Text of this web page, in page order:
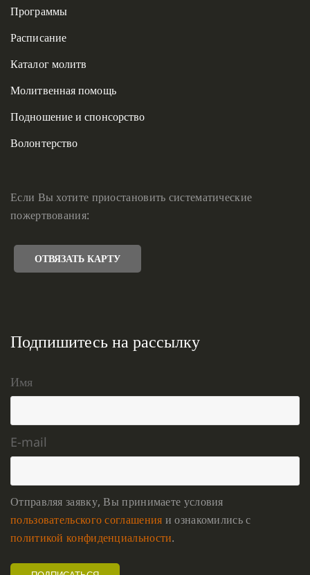
Программы
Расписание
Каталог молитв
Молитвенная помощь
Подношение и спонсорство
Волонтерство
Если Вы хотите приостановить систематические
пожертвования:
ОТВЯЗАТЬ КАРТУ
Подпишитесь на рассылку
Имя
E-mail
Отправляя заявку, Вы принимаете условия
пользовательского соглашения и ознакомились с
политикой конфиденциальности.